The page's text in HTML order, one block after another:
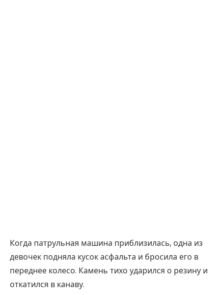
Когда патрульная машина приблизилась, одна из
девочек подняла кусок асфальта и бросила его в
переднее колесо. Камень тихо ударился о резину и
откатился в канаву.